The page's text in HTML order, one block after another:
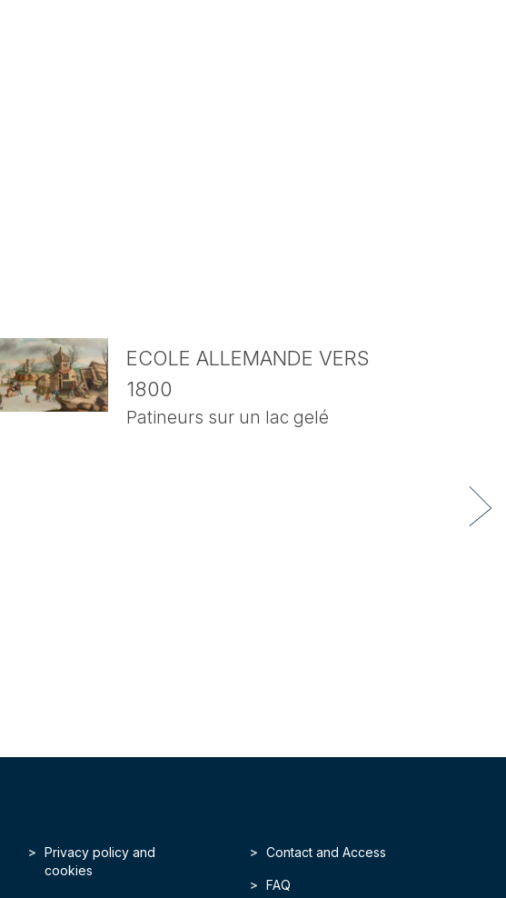
ECOLE ALLEMANDE VERS
1800
Patineurs sur un lac gelé
Privacy policy and
cookies
Contact and Access
FAQ